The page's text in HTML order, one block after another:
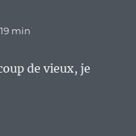
min
de vieux, je